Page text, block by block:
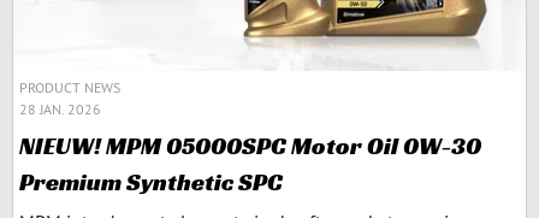
PRODUCT NEWS
28 JAN. 2026
NIEUW! MPM 05000SPC Motor Oil 0W-30
Premium Synthetic SPC